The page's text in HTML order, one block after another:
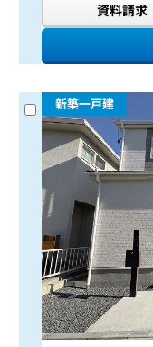
資料請求
新築一戸建